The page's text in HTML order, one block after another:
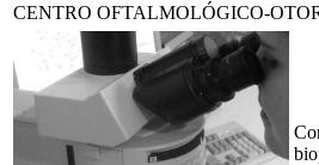
CENTRO OFTALMOLÓGICO-